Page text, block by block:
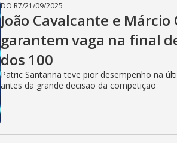
DO R7/21/09/2025
João Cavalcante e Márcio
garantem vaga na final
dos 100
Patric Santanna teve pior desempenho na
antes da grande decisão da competição